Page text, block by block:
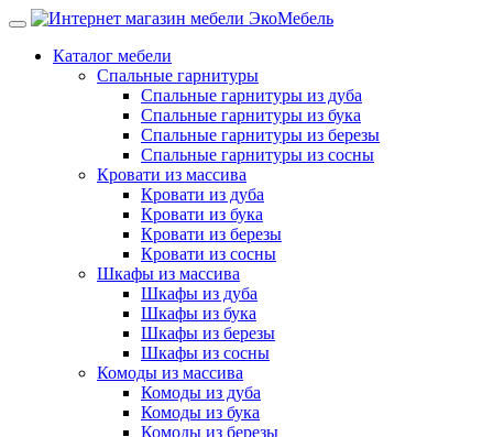
Каталог мебели
Спальные гарнитуры
Спальные гарнитуры из дуба
Спальные гарнитуры из бука
Спальные гарнитуры из березы
Спальные гарнитуры из сосны
Кровати из массива
Кровати из дуба
Кровати из бука
Кровати из березы
Кровати из сосны
Шкафы из массива
Шкафы из дуба
Шкафы из бука
Шкафы из березы
Шкафы из сосны
Комоды из массива
Комоды из дуба
Комоды из бука
Комоды из березы